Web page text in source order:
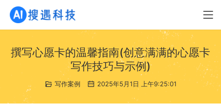
撰写心愿卡的温馨指南(创意满满的心愿卡
写作技巧与示例)
写作案例 2025年5月1日 上午9:25:01